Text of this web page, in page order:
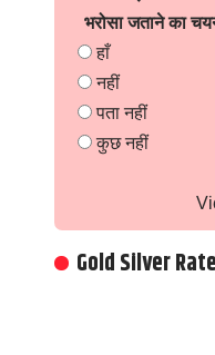
भरोसा जताने का
हाँ
नहीं
पता नहीं
कुछ नहीं
Gold Silver Rate